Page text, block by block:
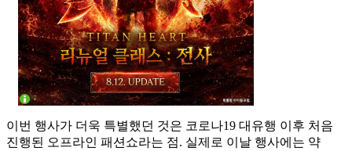
이번 행사가 더욱 특별했던 것은 코로나19 대유행 이후 처음
진행된 오프라인 패션쇼라는 점. 실제로 이날 행사에는 약